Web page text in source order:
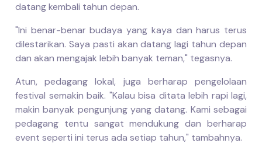
datang kembali tahun depan.
"Ini benar-benar budaya yang kaya dan harus terus
dilestarikan. Saya pasti akan datang lagi tahun depan
dan akan mengajak lebih banyak teman," tegasnya.
Atun, pedagang lokal, juga berharap pengelolaan
festival semakin baik. "Kalau bisa ditata lebih rapi lagi,
makin banyak pengunjung yang datang. Kami sebagai
pedagang tentu sangat mendukung dan berharap
event seperti ini terus ada setiap tahun," tambahnya.